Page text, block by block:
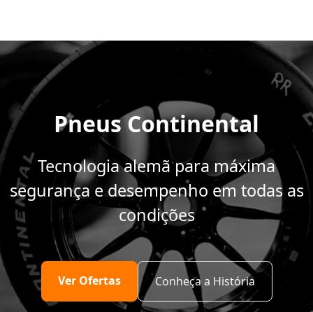
Pneus Continental
Tecnologia alemã para máxima
segurança e desempenho em todas as
condições
Ver Ofertas Conheça a História